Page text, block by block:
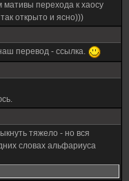
мативы перехода к хаосу
открыто и ясно)))
перевод - ссылка.
тяжело - но вся
словах альфариуса